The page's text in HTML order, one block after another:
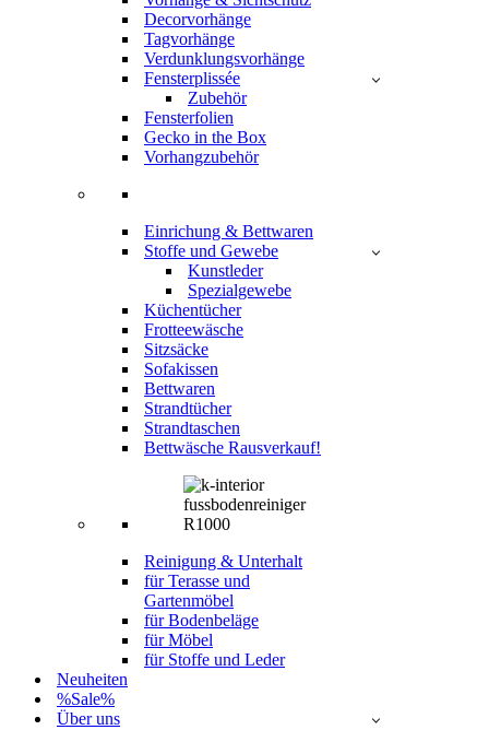
Decorvorhänge
Tagvorhänge
Verdunklungsvorhänge
Fensterplissée
Zubehör
Fensterfolien
Gecko in the Box
Vorhangzubehör
Einrichung & Bettwaren
Stoffe und Gewebe
Kunstleder
Spezialgewebe
Küchentücher
Frotteewäsche
Sitzsäcke
Sofakissen
Bettwaren
Strandtücher
Strandtaschen
Bettwäsche Rausverkauf!
Reinigung & Unterhalt
für Terasse und
Gartenmöbel
für Bodenbeläge
für Möbel
für Stoffe und Leder
Neuheiten
%Sale%
Über uns